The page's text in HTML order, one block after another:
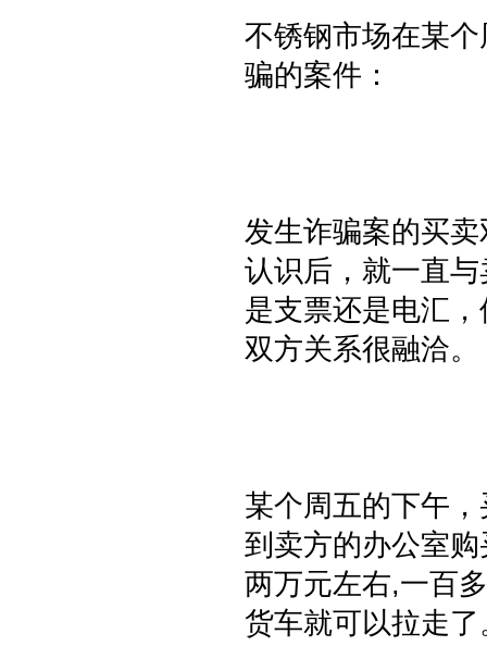
不锈钢市场在某
骗的案件：
发生诈骗案的买
认识后，就一直
是支票还是电汇
双方关系很融洽。
某个周五的下午
到卖方的办公室
两万元左右,一百
货车就可以拉走